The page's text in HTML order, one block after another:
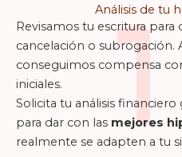
Análisis de tu
1
Revisamos tu escritura
cancelación o subrogación.
conseguimos compensa
iniciales.
Solicita tu análisis
para dar con las mejores
realmente se adapten a tu